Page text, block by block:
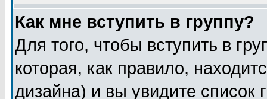
Как мне вступить в группу?
Для того, чтобы вступить в
которая, как правило,
дизайна) и вы увидите список